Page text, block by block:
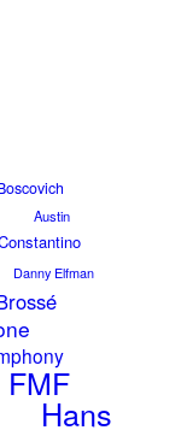
Austin
Danny Elfman
FMF
Hans